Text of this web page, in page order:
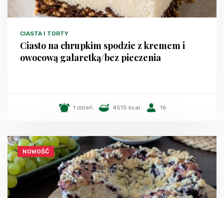
CIASTA I TORTY
Ciasto na chrupkim spodzie z kremem i
owocową galaretką/bez pieczenia
1 dzień 4515 kcal 16
NOWOŚĆ